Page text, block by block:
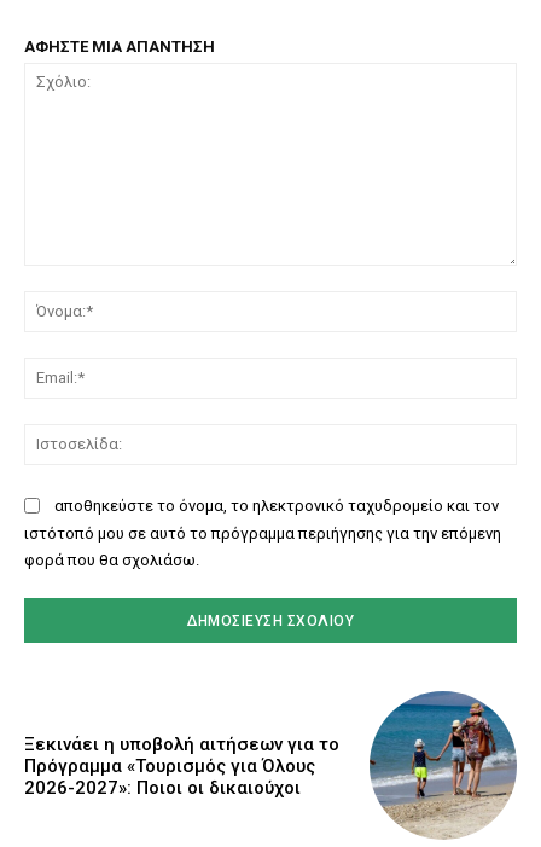
ΑΦΗΣΤΕ ΜΙΑ ΑΠΑΝΤΗΣΗ
αποθηκεύστε το όνομα, το ηλεκτρονικό ταχυδρομείο και τον
ιστότοπό μου σε αυτό το πρόγραμμα περιήγησης για την επόμενη
φορά που θα σχολιάσω.
Ξεκινάει η υποβολή αιτήσεων για το
Πρόγραμμα «Τουρισμός για Όλους
2026-2027»: Ποιοι οι δικαιούχοι